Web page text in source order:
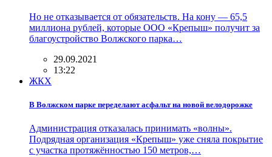
Но не отказывается от обязательств. На кону — 65,5
миллиона рублей, которые ООО «Крепыш» получит за
благоустройство Волжского парка…
29.09.2021
13:22
ЖКХ
В Волжском парке переделают асфальт на новой велодорожке
Администрация отказалась принимать «волны».
Подрядная организация «Крепыш» уже сняла покрытие
с участка протяжённостью 150 метров,…